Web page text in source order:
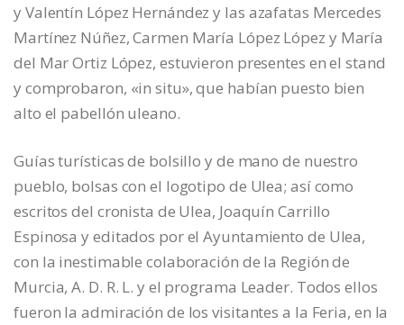
y Valentín López Hernández y las azafatas Mercedes
Martínez Núñez, Carmen María López López y María
del Mar Ortiz López, estuvieron presentes en el stand
y comprobaron, «in situ», que habían puesto bien
alto el pabellón uleano.
Guías turísticas de bolsillo y de mano de nuestro
pueblo, bolsas con el logotipo de Ulea; así como
escritos del cronista de Ulea, Joaquín Carrillo
Espinosa y editados por el Ayuntamiento de Ulea,
con la inestimable colaboración de la Región de
Murcia, A. D. R. L. y el programa Leader. Todos ellos
fueron la admiración de los visitantes a la Feria, en la